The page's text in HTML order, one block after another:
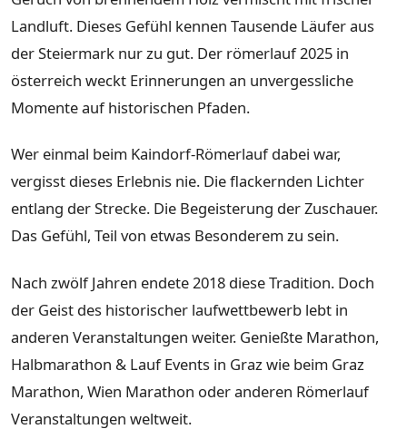
Landluft. Dieses Gefühl kennen Tausende Läufer aus
der Steiermark nur zu gut. Der römerlauf 2025 in
österreich weckt Erinnerungen an unvergessliche
Momente auf historischen Pfaden.
Wer einmal beim Kaindorf-Römerlauf dabei war,
vergisst dieses Erlebnis nie. Die flackernden Lichter
entlang der Strecke. Die Begeisterung der Zuschauer.
Das Gefühl, Teil von etwas Besonderem zu sein.
Nach zwölf Jahren endete 2018 diese Tradition. Doch
der Geist des historischer laufwettbewerb lebt in
anderen Veranstaltungen weiter. Genießte Marathon,
Halbmarathon & Lauf Events in Graz wie beim Graz
Marathon, Wien Marathon oder anderen Römerlauf
Veranstaltungen weltweit.